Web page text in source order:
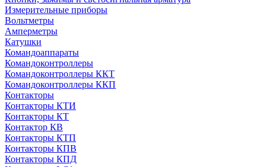
Измерительные приборы
Вольтметры
Амперметры
Катушки
Командоаппараты
Командоконтроллеры
Командоконтроллеры ККТ
Командоконтроллеры ККП
Контакторы
Контакторы КТИ
Контакторы КТ
Контактор КВ
Контакторы КТП
Контакторы КПВ
Контакторы КПД